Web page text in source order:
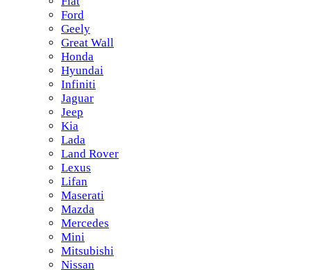
Ford
Geely
Great Wall
Honda
Hyundai
Infiniti
Jaguar
Jeep
Kia
Lada
Land Rover
Lexus
Lifan
Maserati
Mazda
Mercedes
Mini
Mitsubishi
Nissan